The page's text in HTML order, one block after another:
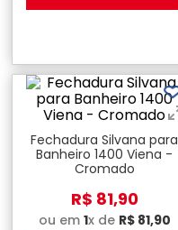
Fechadura Silvana para
Banheiro 1400 Viena -
Cromado
R$ 81,90
ou em 1x de R$ 81,90